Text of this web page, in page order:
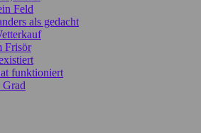
Feld
als gedacht
Frisör
funktioniert
Grad